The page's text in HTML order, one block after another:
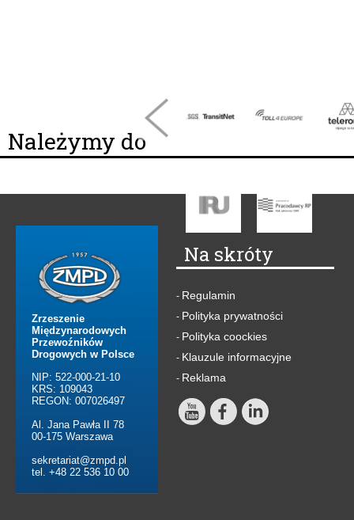
Należymy do
Zrzeszenie
Międzynarodowych
Przewoźników
Drogowych w Polsce
NIP: 522-000-21-10
KRS: 109043
REGON: 007026497
Al. Jana Pawła II 78
00-175 Warszawa
sekretariat@zmpd.pl
tel. +48 22 536 10 00
Na skróty
- Regulamin
- Polityka prywatności
- Polityka coockies
- Klauzule informacyjne
- Reklama